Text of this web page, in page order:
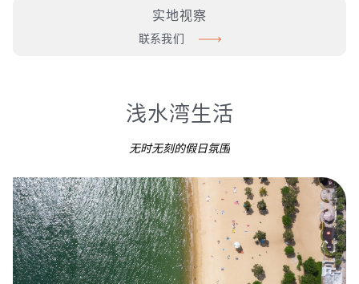
实地视察
联系我们
浅水湾生活
无时无刻的假日氛围